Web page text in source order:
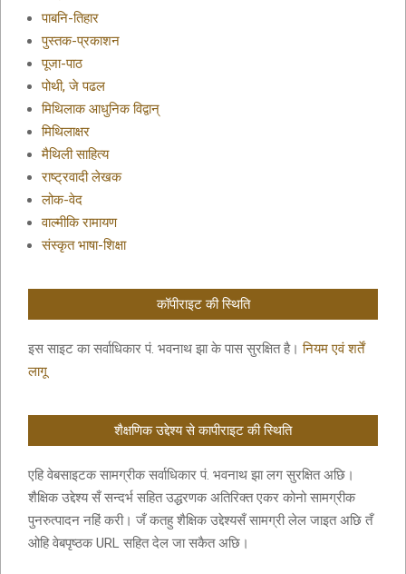
पाबनि-तिहार
पुस्तक-प्रकाशन
पूजा-पाठ
पोथी, जे पढल
मिथिलाक आधुनिक विद्वान्
मिथिलाक्षर
मैथिली साहित्य
राष्ट्रवादी लेखक
लोक-वेद
वाल्मीकि रामायण
संस्कृत भाषा-शिक्षा
कॉपीराइट की स्थिति
इस साइट का सर्वाधिकार पं. भवनाथ झा के पास सुरक्षित है।नियम एवं शर्तें
लागू
शैक्षणिक उद्देश्य से कापीराइट की स्थिति
एहि वेबसाइटक सामग्रीक सर्वाधिकार पं. भवनाथ झा लग सुरक्षित अछि।
शैक्षिक उद्देश्य सँ सन्दर्भ सहित उद्धरणक अतिरिक्त एकर कोनो सामग्रीक
पुनरुत्पादन नहिं करी। जँ कतहु शैक्षिक उद्देश्यसँ सामग्री लेल जाइत अछि तँ
ओहि वेबपृष्ठक URL सहित देल जा सकैत अछि।